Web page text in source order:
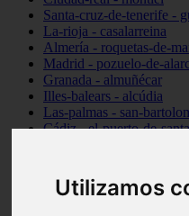
Utilizamos
Santa-cruz-de-tenerife -
La-rioja - casalarreina
Almería - roquetas-de-
Madrid - pozuelo-de-
Granada - almuñécar
Illes-balears - alcúdia
Las-palmas - san-
Cádiz - el-puerto-de-
Santa-cruz-de-tenerife -
Cantabria - suances